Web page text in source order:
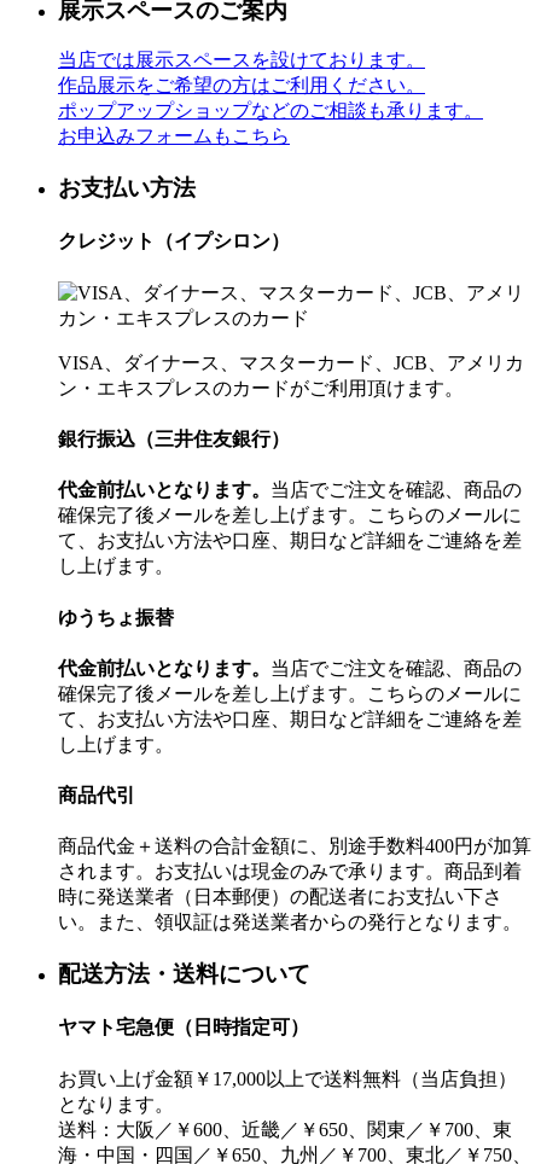
展示スペースのご案内
当店では展示スペースを設けております。
作品展示をご希望の方はご利用ください。
ポップアップショップなどのご相談も承ります。
お申込みフォームもこちら
お支払い方法
クレジット（イプシロン）
VISA、ダイナース、マスターカード、JCB、アメリカ
ン・エキスプレスのカードがご利用頂けます。
銀行振込（三井住友銀行）
代金前払いとなります。 当店でご注文を確認、商品の
確保完了後メールを差し上げます。こちらのメールに
て、お支払い方法や口座、期日など詳細をご連絡を差
し上げます。
ゆうちょ振替
代金前払いとなります。 当店でご注文を確認、商品の
確保完了後メールを差し上げます。こちらのメールに
て、お支払い方法や口座、期日など詳細をご連絡を差
し上げます。
商品代引
商品代金＋送料の合計金額に、別途手数料400円が加算
されます。お支払いは現金のみで承ります。商品到着
時に発送業者（日本郵便）の配送者にお支払い下さ
い。また、領収証は発送業者からの発行となります。
配送方法・送料について
ヤマト宅急便（日時指定可）
お買い上げ金額￥17,000以上で送料無料（当店負担）
となります。
送料：大阪／￥600、近畿／￥650、関東／￥700、東
海・中国・四国／￥650、九州／￥700、東北／￥750、